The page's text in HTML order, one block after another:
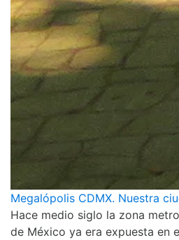
Megalópolis CDMX. Nuestra
Hace medio siglo la zona
de México ya era expuesta en